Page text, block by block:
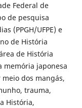
Federal de
de pesquisa
(PPGH/UFPE) e
de História
de História
memória japonesa
dos mangás,
trauma,
História,